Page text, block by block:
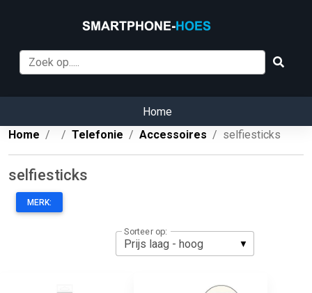
Home
Home
Telefonie Accessoires selfiesticks
selfiesticks
MERK:
Sorteer op: